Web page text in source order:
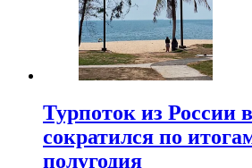
Турпоток из России
сократился по
полугодия